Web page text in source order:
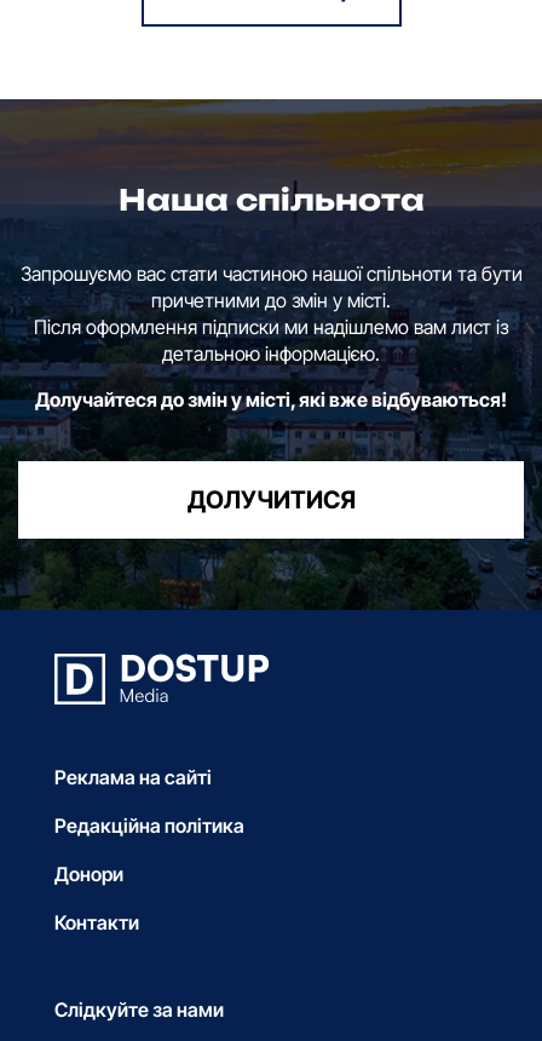
Наша спільнота
Запрошуємо вас стати частиною нашої спільноти та бути
причетними до змін у місті.
Після оформлення підписки ми надішлемо вам лист із
детальною інформацією.
Долучайтеся до змін у місті, які вже відбуваються!
ДОЛУЧИТИСЯ
Реклама на сайті
Редакційна політика
Донори
Контакти
Слідкуйте за нами